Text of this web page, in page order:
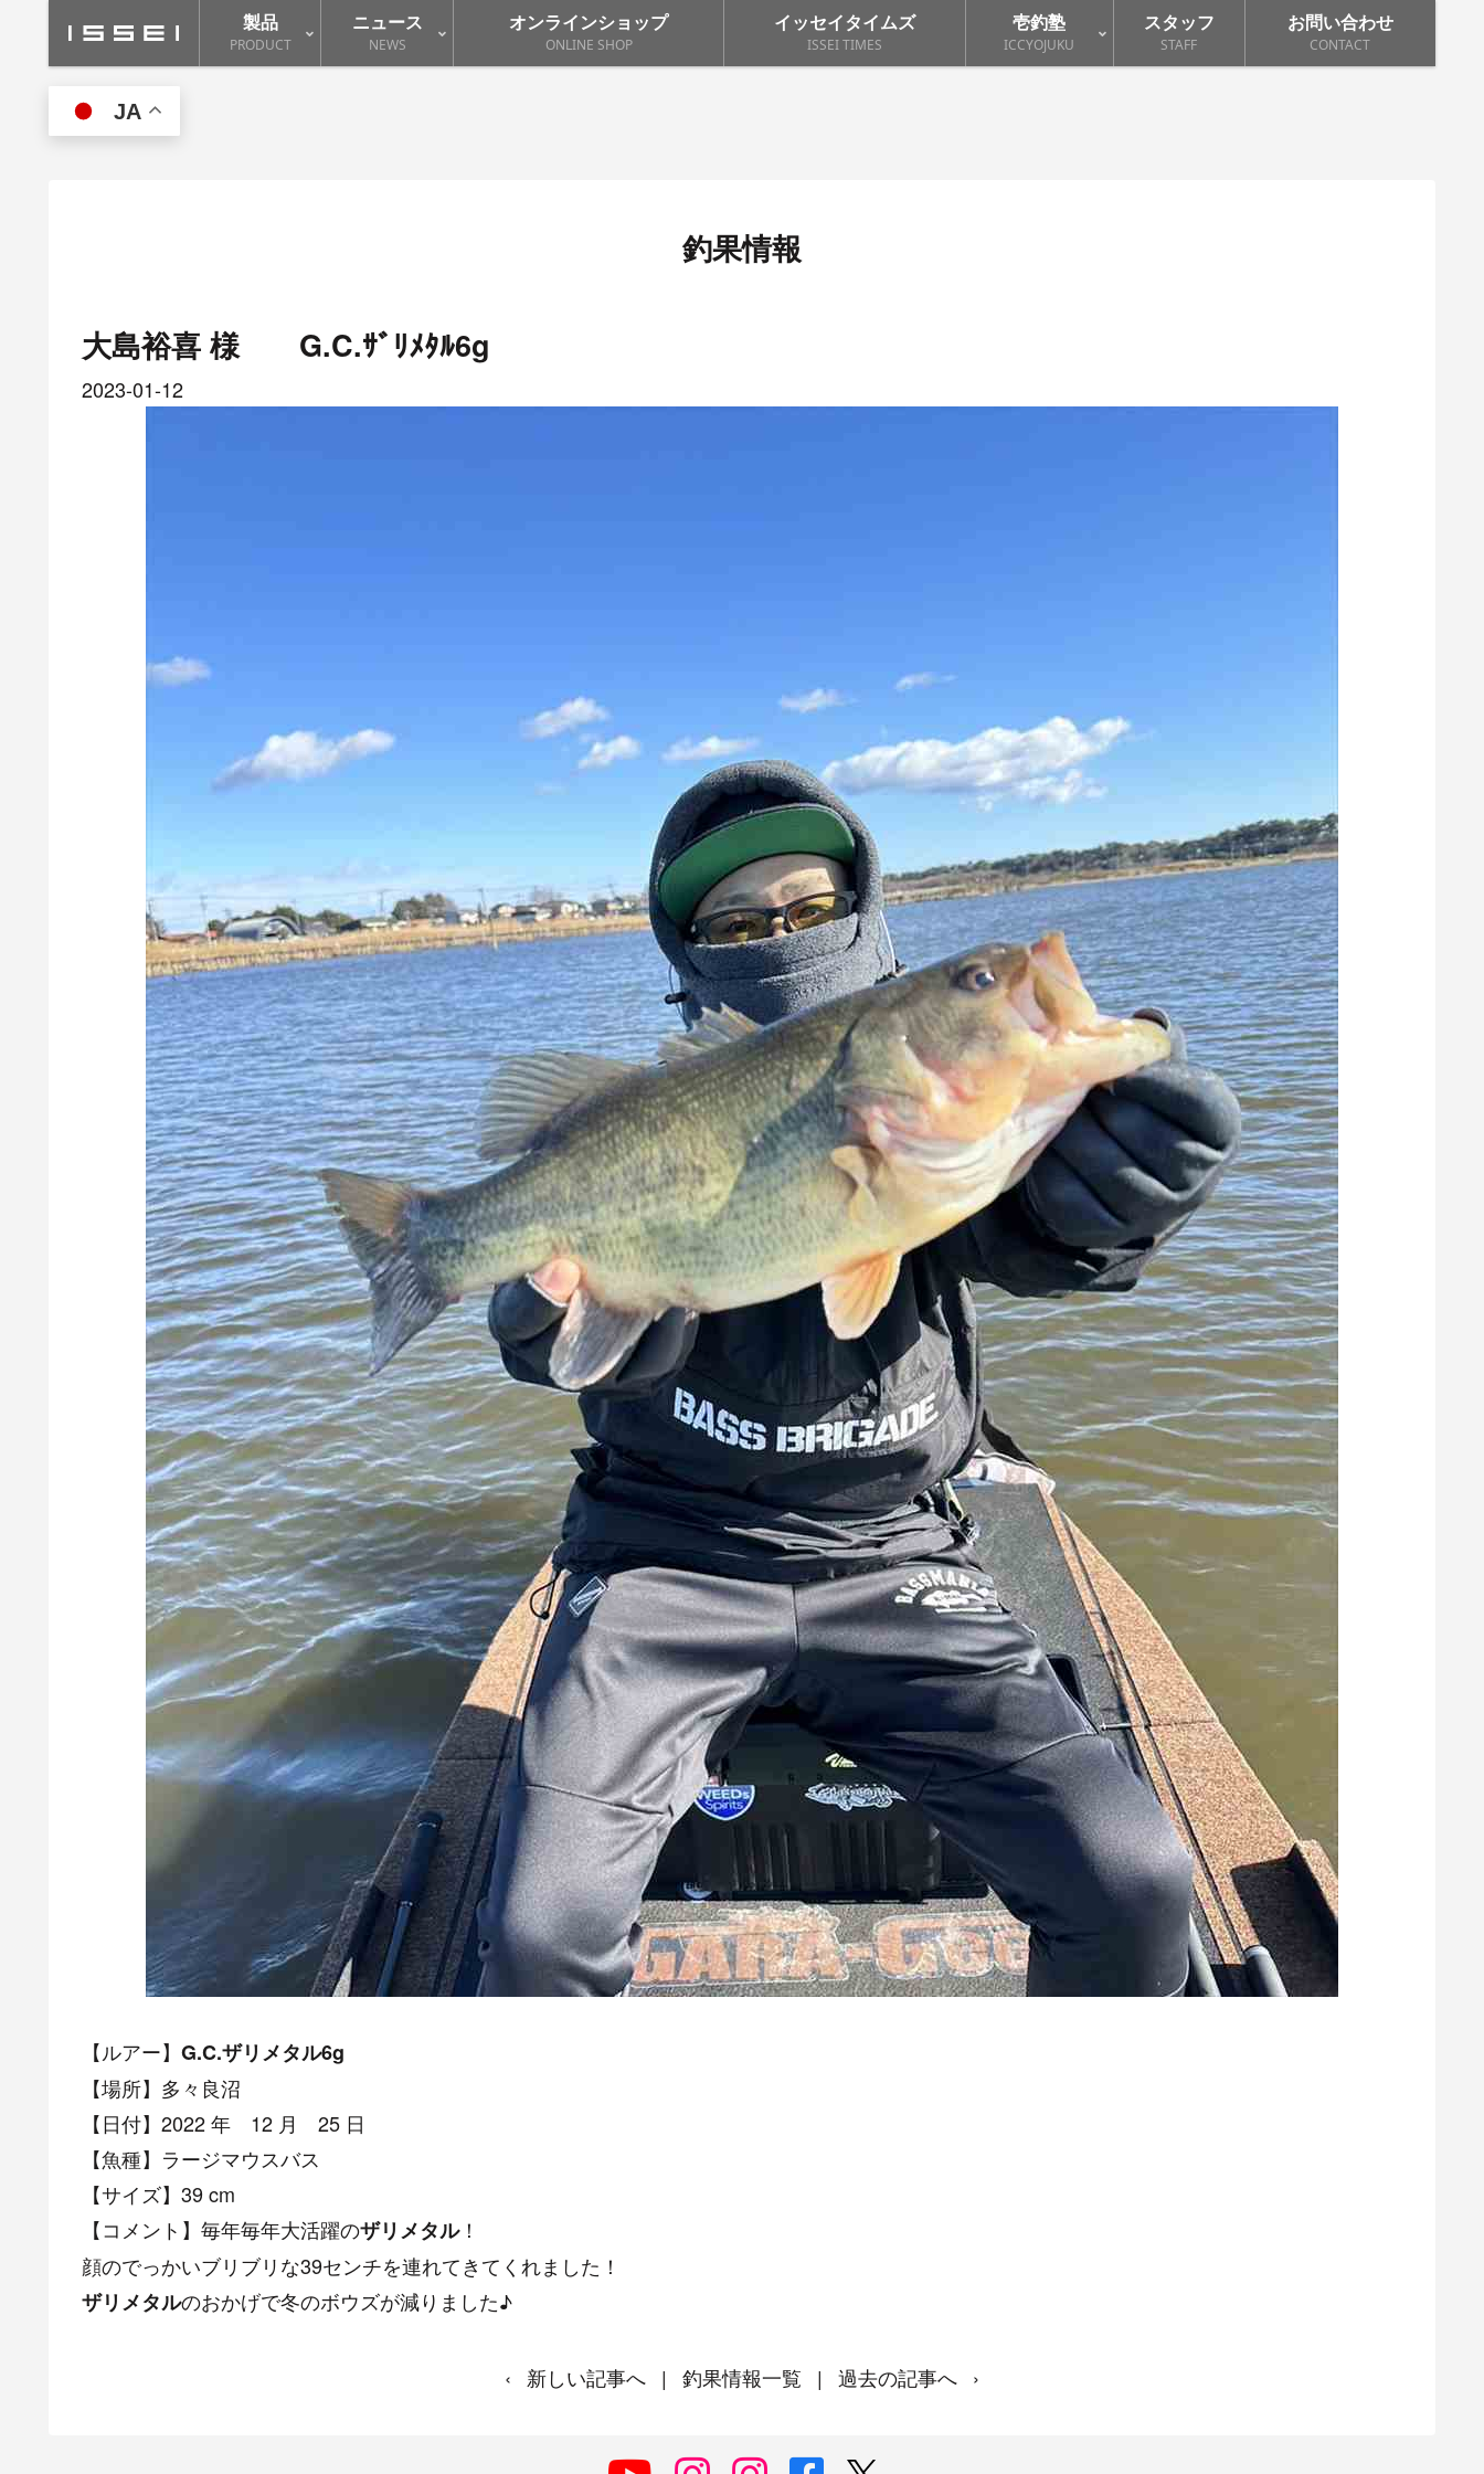
製品
PRODUCT
ニュース
NEWS
オンラインショップ
ONLINE SHOP
イッセイタイムズ
ISSEI TIMES
壱釣塾
ICCYOJUKU
スタッフ
STAFF
お問い合わせ
CONTACT
JA
釣果情報
大島裕喜 様 G.C.ｻﾞﾘﾒﾀﾙ6g
2023-01-12
【ルアー】 G.C.ザリメタル6g
【場所】多々良沼
【日付】2022 年 12 月 25 日
【魚種】ラージマウスバス
【サイズ】39 cm
【コメント】毎年毎年大活躍のザリメタル！
顔のでっかいブリブリな39センチを連れてきてくれました！
ザリメタルのおかげで冬のボウズが減りました♪
‹ 新しい記事へ | 釣果情報一覧 | 過去の記事へ ›